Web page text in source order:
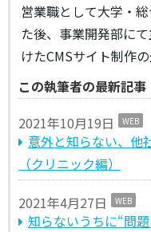
営業職として大学・
た後、事業開発部に
けたCMSサイト制作
この執筆者の最新記事
2021年10月19日 WEB
意外と知らない、他
（クリニック編）
2021年4月27日 WEB
知らないうちに“問